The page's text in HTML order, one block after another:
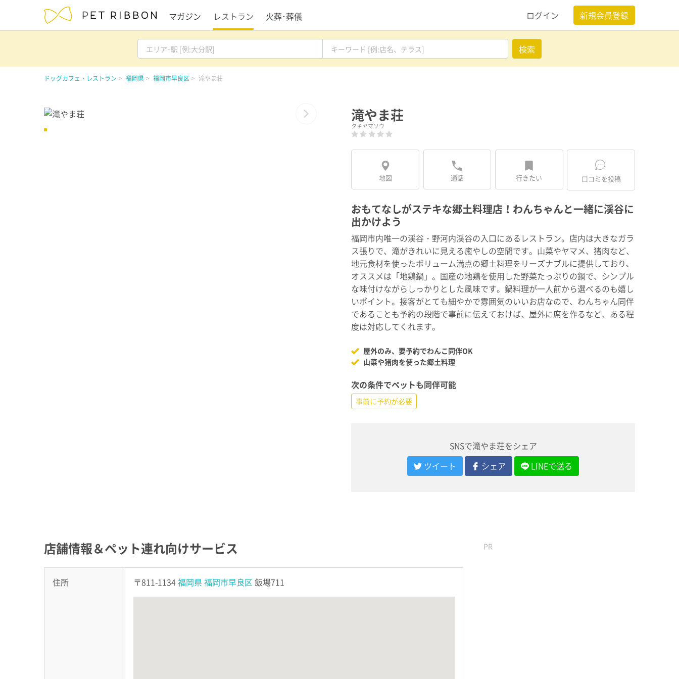
マガジン レストラン 火葬･葬儀 ログイン 新規会員登録
検索
ドッグカフェ・レストラン 福岡県 福岡市早良区 滝やま荘
Next 滝やま荘
タキヤマソウ
地図 通話 行きたい 口コミを投稿
おもてなしがステキな郷土料理店！わんちゃんと一緒に渓谷に
出かけよう
福岡市内唯一の渓谷・野河内渓谷の入口にあるレストラン。店内は大きなガラ
ス張りで、滝がきれいに見える癒やしの空間です。山菜やヤマメ、猪肉など、
地元食材を使ったボリューム満点の郷土料理をリーズナブルに提供しており、
オススメは「地鶏鍋」。国産の地鶏を使用した野菜たっぷりの鍋で、シンプル
な味付けながらしっかりとした風味です。鍋料理が一人前から選べるのも嬉し
いポイント。接客がとても細やかで雰囲気のいいお店なので、わんちゃん同伴
であることも予約の段階で事前に伝えておけば、屋外に席を作るなど、ある程
度は対応してくれます。
屋外のみ、要予約でわんこ同伴OK
山菜や猪肉を使った郷土料理
次の条件でペットも同伴可能
事前に予約が必要
SNSで滝やま荘をシェア
ツイート
シェア LINEで送る
店舗情報＆ペット連れ向けサービス
住所 〒811-1134福岡県 福岡市早良区 飯場711
PR